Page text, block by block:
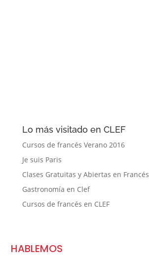
Lo más visitado en CLEF
Cursos de francés Verano 2016
Je suis Paris
Clases Gratuitas y Abiertas en Francés
Gastronomía en Clef
Cursos de francés en CLEF
HABLEMOS